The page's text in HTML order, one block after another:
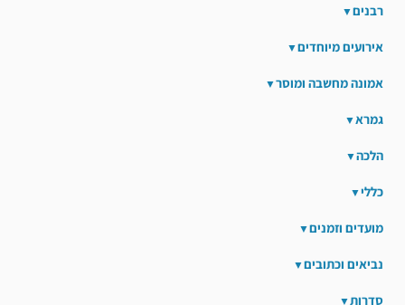
רבנים
אירועים מיוחדים
אמונה מחשבה ומוסר
גמרא
הלכה
כללי
מועדים וזמנים
נביאים וכתובים
סדרות